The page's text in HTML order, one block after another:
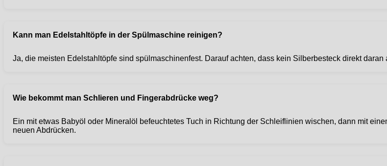
Kann man Edelstahltöpfe in der Spülmaschine reinigen?
Ja, die meisten Edelstahltöpfe sind spülmaschinenfest. Darauf achten, dass kein Silberbesteck direkt
Wie bekommt man Schlieren und Fingerabdrücke weg?
Ein mit etwas Babyöl oder Mineralöl befeuchtetes Tuch in Richtung der Schleiflinien wischen, dann mit
neuen Abdrücken.